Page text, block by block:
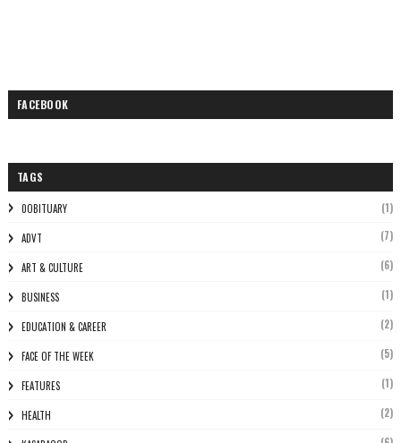
FACEBOOK
TAGS
0OBITUARY (1)
ADVT (7)
ART & CULTURE (6)
BUSINESS (1)
EDUCATION & CAREER (2)
FACE OF THE WEEK (5)
FEATURES (1)
HEALTH (2)